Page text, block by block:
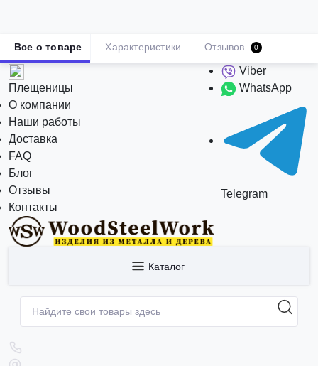
Плещеницы
О компании
Наши работы
Доставка
FAQ
Блог
Отзывы
Контакты
Viber
WhatsApp
Telegram
Каталог
Все о товаре Характеристики Отзывов 0